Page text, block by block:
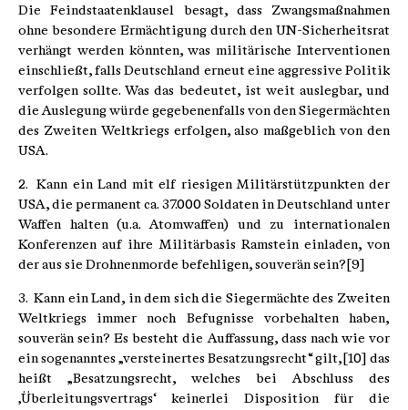
Die Feindstaatenklausel besagt, dass Zwangsmaßnahmen
ohne besondere Ermächtigung durch den UN-Sicherheitsrat
verhängt werden könnten, was militärische Interventionen
einschließt, falls Deutschland erneut eine aggressive Politik
verfolgen sollte. Was das bedeutet, ist weit auslegbar, und
die Auslegung würde gegebenenfalls von den Siegermächten
des Zweiten Weltkriegs erfolgen, also maßgeblich von den
USA.
2. Kann ein Land mit elf riesigen Militärstützpunkten der
USA, die permanent ca. 37.000 Soldaten in Deutschland unter
Waffen halten (u.a. Atomwaffen) und zu internationalen
Konferenzen auf ihre Militärbasis Ramstein einladen, von
der aus sie Drohnenmorde befehligen, souverän sein?[9]
3. Kann ein Land, in dem sich die Siegermächte des Zweiten
Weltkriegs immer noch Befugnisse vorbehalten haben,
souverän sein? Es besteht die Auffassung, dass nach wie vor
ein sogenanntes „versteinertes Besatzungsrecht“ gilt,[10] das
heißt „Besatzungsrecht, welches bei Abschluss des
‚Überleitungsvertrags‘ keinerlei Disposition für die